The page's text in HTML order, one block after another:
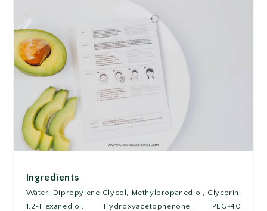
Ingredients
Water, Dipropylene Glycol, Methylpropanediol, Glycerin,
1,2-Hexanediol, Hydroxyacetophenone, PEG-40